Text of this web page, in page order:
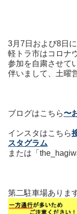
3月7日および8日
軽トラ市はコロナ
参加を自粛させて
伴いまして、土曜
ブログはこちら〜
インスタはこちら
スタグラム
または「
第二駐車場ありま